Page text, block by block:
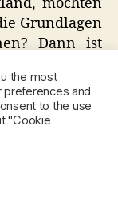
möchten
Grundlagen
Dann ist
estnischen
Körper”
wichtigsten
the most
and
to the use
"Cookie